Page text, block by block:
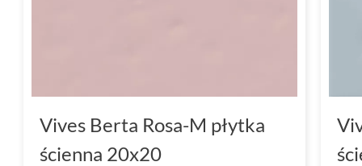
Vives Berta Rosa-M płytka
ścienna 20x20